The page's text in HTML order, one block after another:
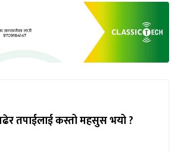
तपाईलाई कस्तो महसुस भयो ?